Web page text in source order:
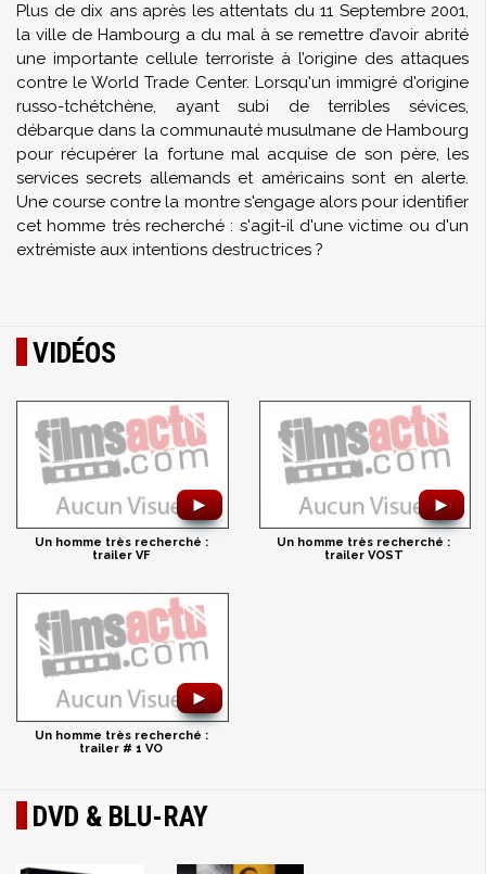
Plus de dix ans après les attentats du 11 Septembre 2001,
la ville de Hambourg a du mal à se remettre d’avoir abrité
une importante cellule terroriste à l’origine des attaques
contre le World Trade Center. Lorsqu'un immigré d'origine
russo-tchétchène, ayant subi de terribles sévices,
débarque dans la communauté musulmane de Hambourg
pour récupérer la fortune mal acquise de son père, les
services secrets allemands et américains sont en alerte.
Une course contre la montre s'engage alors pour identifier
cet homme très recherché : s'agit-il d'une victime ou d'un
extrémiste aux intentions destructrices ?
VIDÉOS
►
Un homme très recherché :
trailer VF
►
Un homme très recherché :
trailer VOST
►
Un homme très recherché :
trailer # 1 VO
DVD & BLU-RAY